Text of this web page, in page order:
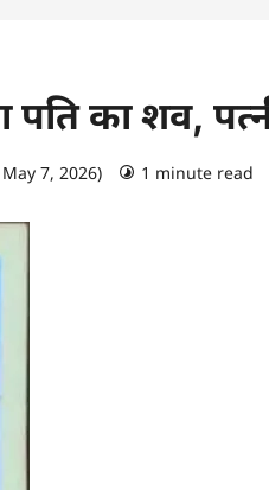
का शव,
7, 2026) 1 minute read